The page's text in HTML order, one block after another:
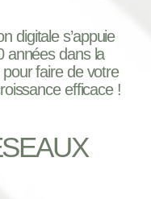
digitale s’appuie
années dans la
faire de votre
efficace !